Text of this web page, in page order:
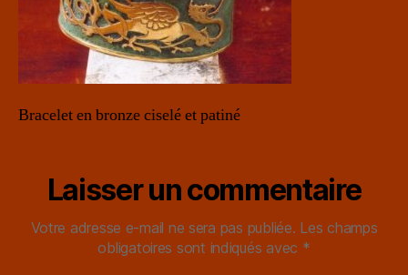
Bracelet en bronze ciselé et patiné
Laisser un commentaire
Votre adresse e-mail ne sera pas publiée. Les champs
obligatoires sont indiqués avec *